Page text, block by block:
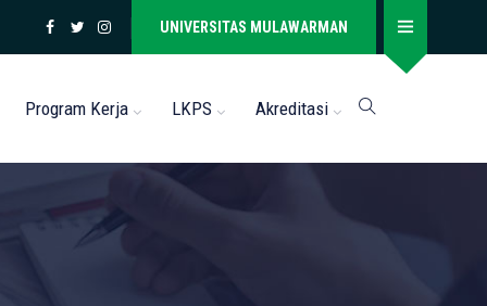
UNIVERSITAS MULAWARMAN
Program Kerja LKPS Akreditasi